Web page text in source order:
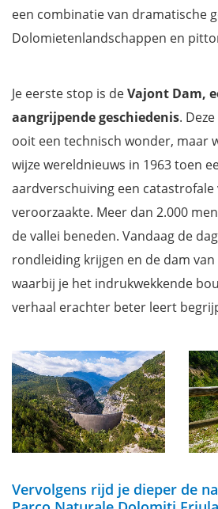
een combinatie van dramatische
Dolomietenlandschappen en
Je eerste stop is deVajont Dam,
aangrijpende geschiedenis.
ooit een technisch wonder, maar
wijze wereldnieuws in 1963 toen
aardverschuiving een
veroorzaakte. Meer dan 2.000
de vallei beneden. Vandaag de
rondleiding krijgen en de dam
waarbij je het indrukwekkende
verhaal erachter beter leert
Vervolgens rijd je dieper de